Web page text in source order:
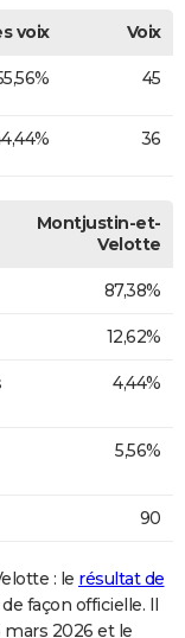
voix
Voix
45
36
Montjustin-et-
Velotte
87,38%
12,62%
4,44%
5,56%
90
: le résultat de
façon officielle. Il
mars 2026 et le